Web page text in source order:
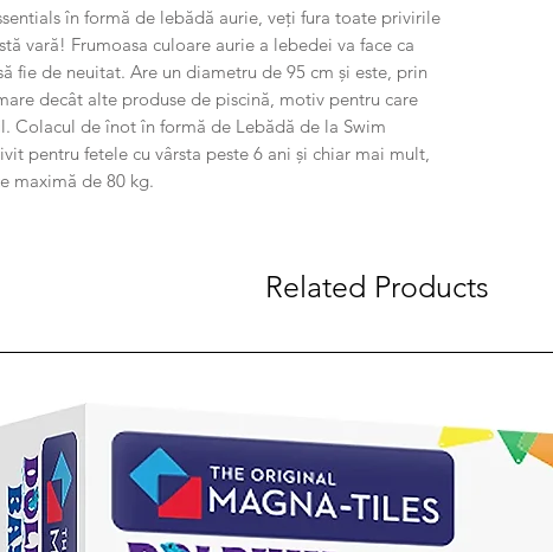
în formă de lebădă aurie, veți fura toate privirile
vară! Frumoasa culoare aurie a lebedei va face ca
fie de neuitat. Are un diametru de 95 cm și este, prin
decât alte produse de piscină, motiv pentru care
Colacul de înot în formă de Lebădă de la Swim
pentru fetele cu vârsta peste 6 ani și chiar mai mult,
maximă de 80 kg.
Related Products